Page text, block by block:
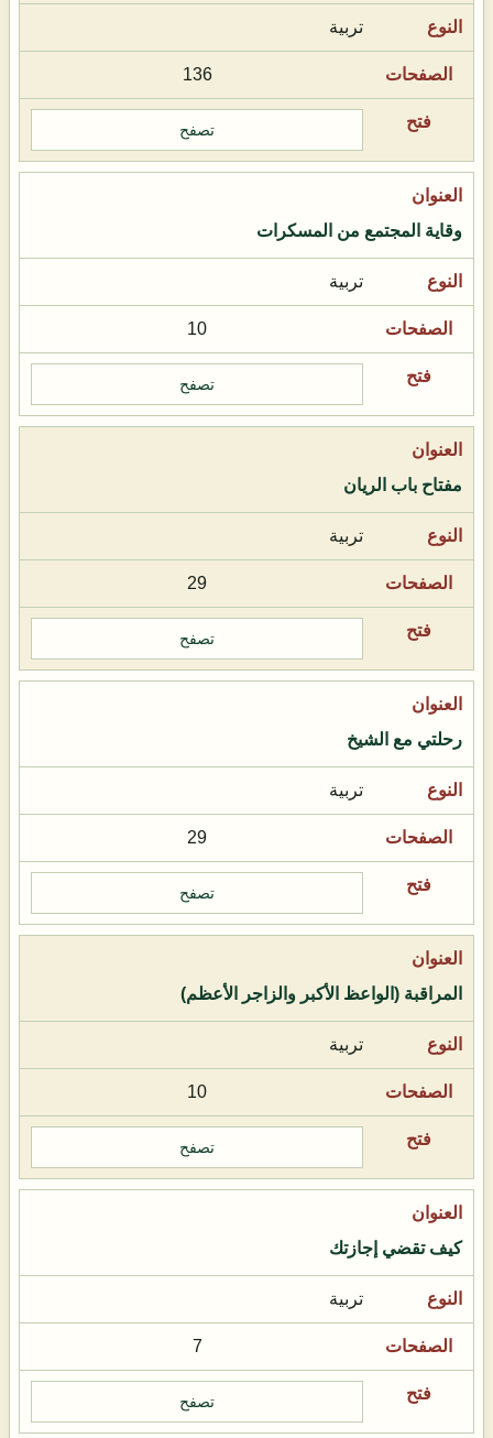
تربية
136
تصفح
وقاية المجتمع من المسكرات
تربية
10
تصفح
مفتاح باب الريان
تربية
29
تصفح
رحلتي مع الشيخ
تربية
29
تصفح
المراقبة (الواعظ الأكبر والزاجر الأعظم)
تربية
10
تصفح
كيف تقضي إجازتك
تربية
7
تصفح